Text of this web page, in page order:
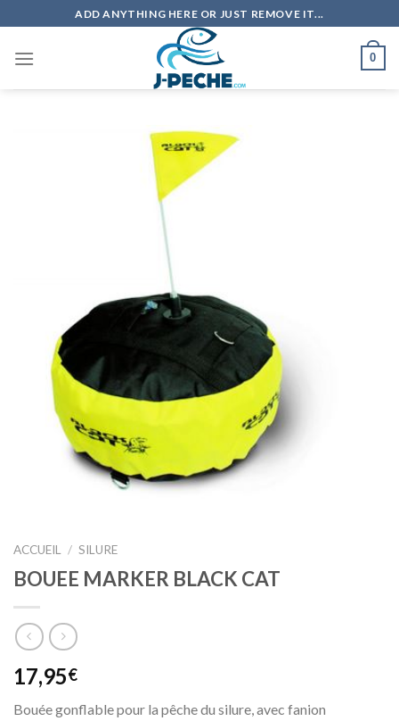
to
content
ADD ANYTHING HERE OR JUST REMOVE IT...
0
ACCUEIL / SILURE
BOUEE MARKER BLACK CAT
17,95€
Bouée gonflable pour la pêche du silure, avec fanion